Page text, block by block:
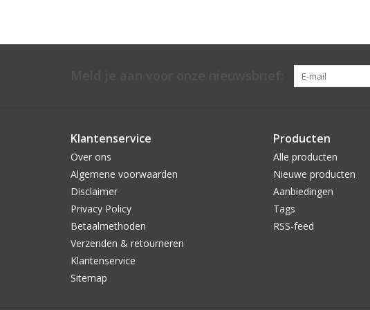
Klantenservice
Over ons
Algemene voorwaarden
Disclaimer
Privacy Policy
Betaalmethoden
Verzenden & retourneren
Klantenservice
Sitemap
Producten
Alle producten
Nieuwe producten
Aanbiedingen
Tags
RSS-feed